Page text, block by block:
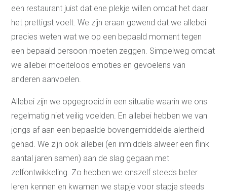
een restaurant juist dat ene plekje willen omdat het daar
het prettigst voelt. We zijn eraan gewend dat we allebei
precies weten wat we op een bepaald moment tegen
een bepaald persoon moeten zeggen. Simpelweg omdat
we allebei moeiteloos emoties en gevoelens van
anderen aanvoelen.
Allebei zijn we opgegroeid in een situatie waarin we ons
regelmatig niet veilig voelden. En allebei hebben we van
jongs af aan een bepaalde bovengemiddelde alertheid
gehad. We zijn ook allebei (en inmiddels alweer een flink
aantal jaren samen) aan de slag gegaan met
zelfontwikkeling. Zo hebben we onszelf steeds beter
leren kennen en kwamen we stapje voor stapje steeds